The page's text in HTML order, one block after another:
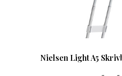
Nielsen Light A5